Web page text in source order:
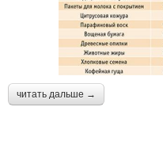
читать дальше →